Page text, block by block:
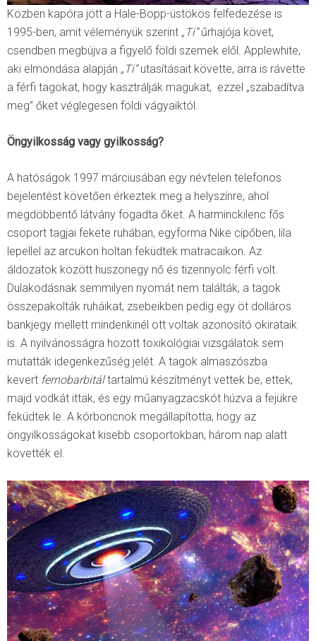
Közben kapóra jött a Hale-Bopp-üstökös felfedezése is
1995-ben, amit véleményük szerint „Ti”űrhajója követ,
csendben megbújva a figyelő földi szemek elől. Applewhite,
aki elmondása alapján „Ti”utasításait követte, arra is rávette
a férfi tagokat, hogy kasztrálják magukat, ezzel „szabadítva
meg” őket véglegesen földi vágyaiktól.
Öngyilkosság vagy gyilkosság?
A hatóságok 1997 márciusában egy névtelen telefonos
bejelentést követően érkeztek meg a helyszínre, ahol
megdöbbentő látvány fogadta őket. A harminckilenc fős
csoport tagjai fekete ruhában, egyforma Nike cipőben, lila
lepellel az arcukon holtan feküdtek matracaikon. Az
áldozatok között huszonegy nő és tizennyolc férfi volt.
Dulakodásnak semmilyen nyomát nem találták, a tagok
összepakolták ruháikat, zsebeikben pedig egy öt dolláros
bankjegy mellett mindenkinél ott voltak azonosító okirataik
is. A nyilvánosságra hozott toxikológiai vizsgálatok sem
mutatták idegenkezűség jelét. A tagok almaszószba
kevert fernobarbitáltartalmú készítményt vettek be, ettek,
majd vodkát ittak, és egy műanyagzacskót húzva a fejükre
feküdtek le. A kórboncnok megállapította, hogy az
öngyilkosságokat kisebb csoportokban, három nap alatt
követték el.